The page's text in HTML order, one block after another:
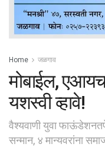
Home जळगाव
मोबाईल,
यशस्वी व्हावे!
वैश्यवाणी युवा
सन्मान, ४ मान्यवरांना